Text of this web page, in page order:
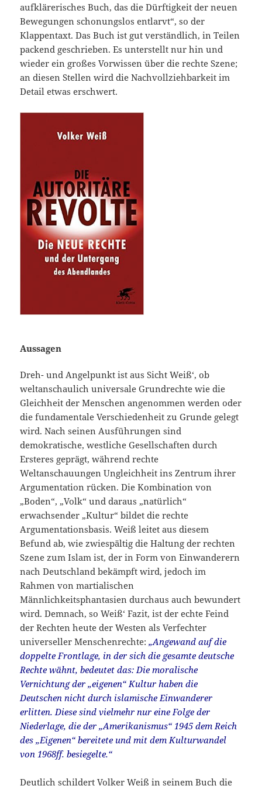
aufklärerisches Buch, das die Dürftigkeit der neuen
Bewegungen schonungslos entlarvt“, so der
Klappentaxt. Das Buch ist gut verständlich, in Teilen
packend geschrieben. Es unterstellt nur hin und
wieder ein großes Vorwissen über die rechte Szene;
an diesen Stellen wird die Nachvollziehbarkeit im
Detail etwas erschwert.
Aussagen
Dreh- und Angelpunkt ist aus Sicht Weiß‘, ob
weltanschaulich universale Grundrechte wie die
Gleichheit der Menschen angenommen werden oder
die fundamentale Verschiedenheit zu Grunde gelegt
wird. Nach seinen Ausführungen sind
demokratische, westliche Gesellschaften durch
Ersteres geprägt, während rechte
Weltanschauungen Ungleichheit ins Zentrum ihrer
Argumentation rücken. Die Kombination von
„Boden“, „Volk“ und daraus „natürlich“
erwachsender „Kultur“ bildet die rechte
Argumentationsbasis. Weiß leitet aus diesem
Befund ab, wie zwiespältig die Haltung der rechten
Szene zum Islam ist, der in Form von Einwanderern
nach Deutschland bekämpft wird, jedoch im
Rahmen von martialischen
Männlichkeitsphantasien durchaus auch bewundert
wird. Demnach, so Weiß‘ Fazit, ist der echte Feind
der Rechten heute der Westen als Verfechter
universeller Menschenrechte:„Angewand auf die
doppelte Frontlage, in der sich die gesamte deutsche
Rechte wähnt, bedeutet das: Die moralische
Vernichtung der „eigenen“ Kultur haben die
Deutschen nicht durch islamische Einwanderer
erlitten. Diese sind vielmehr nur eine Folge der
Niederlage, die der „Amerikanismus“ 1945 dem Reich
des „Eigenen“ bereitete und mit dem Kulturwandel
von 1968ff. besiegelte.“
Deutlich schildert Volker Weiß in seinem Buch die